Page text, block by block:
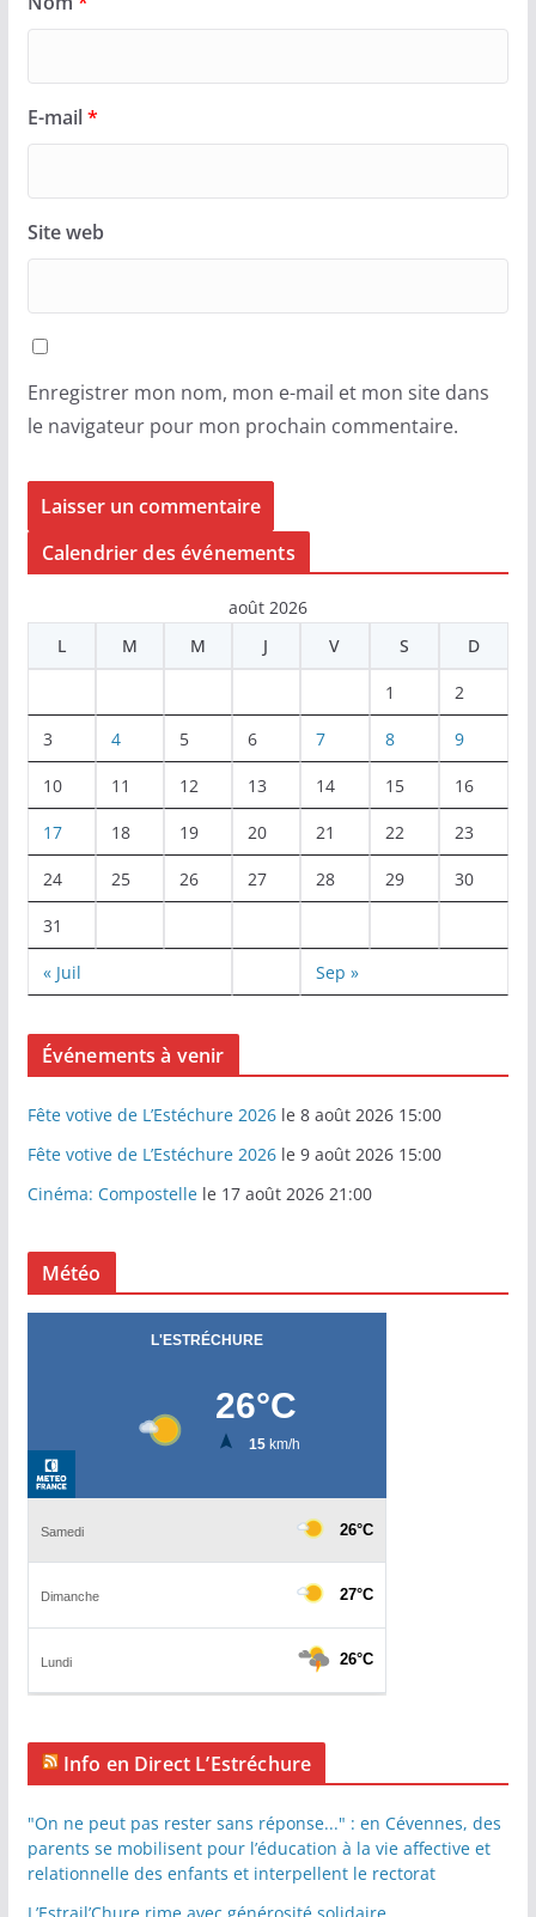
E-mail*
Site web
Enregistrer mon nom, mon e-mail et mon site dans
le navigateur pour mon prochain commentaire.
Calendrier des événements
août 2026
L
M M J V S D
1 2
3 4 5 6 7 8 9
10 11 12 13 14 15 16
17 18 19 20 21 22 23
24 25 26 27 28 29 30
31
« Juil Sep »
Événements à venir
Fête votive de L’Estéchure 2026le 8 août 2026 15:00
Fête votive de L’Estéchure 2026le 9 août 2026 15:00
Cinéma: Compostellele 17 août 2026 21:00
Météo
Info en Direct L’Estréchure
"On ne peut pas rester sans réponse..." : en Cévennes, des
parents se mobilisent pour l’éducation à la vie affective et
relationnelle des enfants et interpellent le rectorat